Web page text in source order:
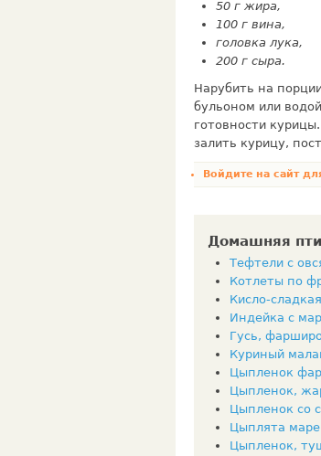
50 г жира,
100 г вина,
головка лука,
200 г сыра.
Нарубить на
бульо­ном или
готовности
залить курицу,
Войдите на сайт
Домашняя
Тефтели с
Котлеты по
Кисло-
Индейка с
Гусь,
Куриный
Цыпленок
Цыпленок,
Цыпленок со
Цыплята
Цыпленок,